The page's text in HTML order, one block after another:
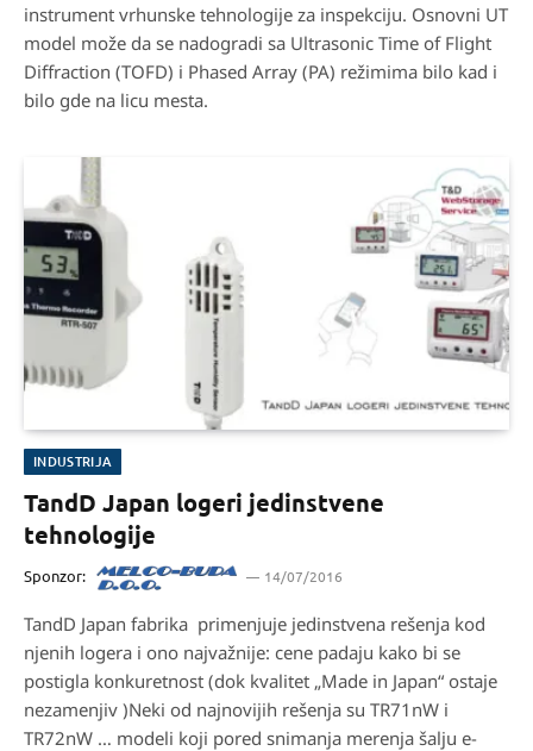
instrument vrhunske tehnologije za inspekciju. Osnovni UT
model može da se nadogradi sa Ultrasonic Time of Flight
Diffraction (TOFD) i Phased Array (PA) režimima bilo kad i
bilo gde na licu mesta.
INDUSTRIJA
TandD Japan logeri jedinstvene
tehnologije
Sponzor: 14/07/2016
TandD Japan fabrika primenjuje jedinstvena rešenja kod
njenih logera i ono najvažnije: cene padaju kako bi se
postigla konkuretnost (dok kvalitet „Made in Japan“ ostaje
nezamenjiv )Neki od najnovijih rešenja su TR71nW i
TR72nW … modeli koji pored snimanja merenja šalju e-